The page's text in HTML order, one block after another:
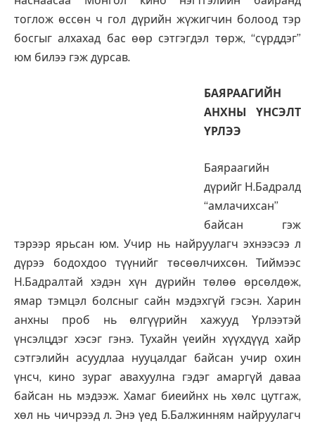
тоглож өссөн ч гол дүрийн жүжигчин болоод тэр
босгыг алхахад бас өөр сэтгэгдэл төрж, “сүрддэг”
юм билээ гэж дурсав.
БАЯРААГИЙН
АНХНЫ ҮНСЭЛТ
ҮРЛЭЭ
Баяраагийн
дүрийг Н.Бадралд
“амлачихсан”
байсан гэж
тэрээр ярьсан юм. Учир нь найруулагч эхнээсээ л
дүрээ бодохдоо түүнийг төсөөлчихсөн. Тиймээс
Н.Бадралтай хэдэн хүн дүрийн төлөө өрсөлдөж,
ямар тэмцэл болсныг сайн мэдэхгүй гэсэн. Харин
анхны проб нь өлгүүрийн хажууд Үрлээтэй
үнсэлцдэг хэсэг гэнэ. Тухайн үеийн хүүхдүүд хайр
сэтгэлийн асуудлаа нууцалдаг байсан учир охин
үнсч, кино зураг авахуулна гэдэг амаргүй даваа
байсан нь мэдээж. Хамаг биеийнх нь хөлс цутгаж,
хөл нь чичрээд л. Энэ үед Б.Балжинням найруулагч